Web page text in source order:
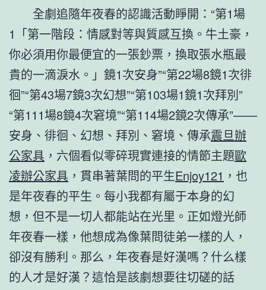
全劇追隨年夜春的認識活動睜開：“第1場
1「第一階段：情感對等與質感互換。牛土豪，
你必須用你最便宜的一張鈔票，換取張水瓶最
貴的一滴淚水。」鏡1次安身”“第22場8鏡1次徘
徊”“第43場7鏡3次幻想”“第103場1鏡1次拜別”
“第111場8鏡4次窘境”“第114場2鏡2次傳承”——
安身、徘徊、幻想、拜別、窘境、傳承震旦辦
公家具 ，六個看似零碎現實連接的情節主題歐
凌辦公家具 ，貫串著葉問的平生Enjoy121 ，也
是年夜春的平生。每小我都有屬于本身的幻
想，但不是一切人都能站在光里。正如燈光師
年夜春一樣，他想成為像葉問徒弟一樣的人，
卻沒有勝利。那么，年夜春是好漢嗎？什么樣
的人才是好漢？這恰是該劇想要往切磋的話